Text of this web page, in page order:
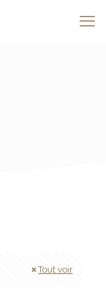
Tout voir